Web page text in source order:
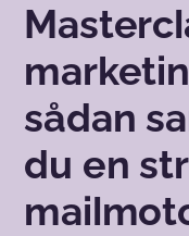
sådan
du en